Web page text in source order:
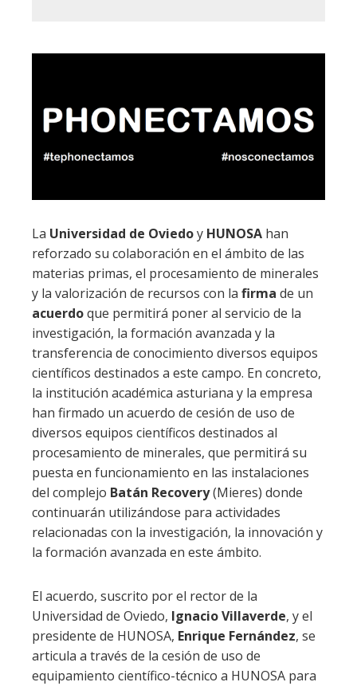
La Universidad de Oviedoy HUNOSA han
reforzado su colaboración en el ámbito de las
materias primas, el procesamiento de minerales
y la valorización de recursos con la firma de un
acuerdoque permitirá poner al servicio de la
investigación, la formación avanzada y la
transferencia de conocimiento diversos equipos
científicos destinados a este campo. En concreto,
la institución académica asturiana y la empresa
han firmado un acuerdo de cesión de uso de
diversos equipos científicos destinados al
procesamiento de minerales, que permitirá su
puesta en funcionamiento en las instalaciones
del complejo Batán Recovery(Mieres) donde
continuarán utilizándose para actividades
relacionadas con la investigación, la innovación y
la formación avanzada en este ámbito.
El acuerdo, suscrito por el rector de la
Universidad de Oviedo, Ignacio Villaverde, y el
presidente de HUNOSA, Enrique Fernández, se
articula a través de la cesión de uso de
equipamiento científico-técnico a HUNOSA para